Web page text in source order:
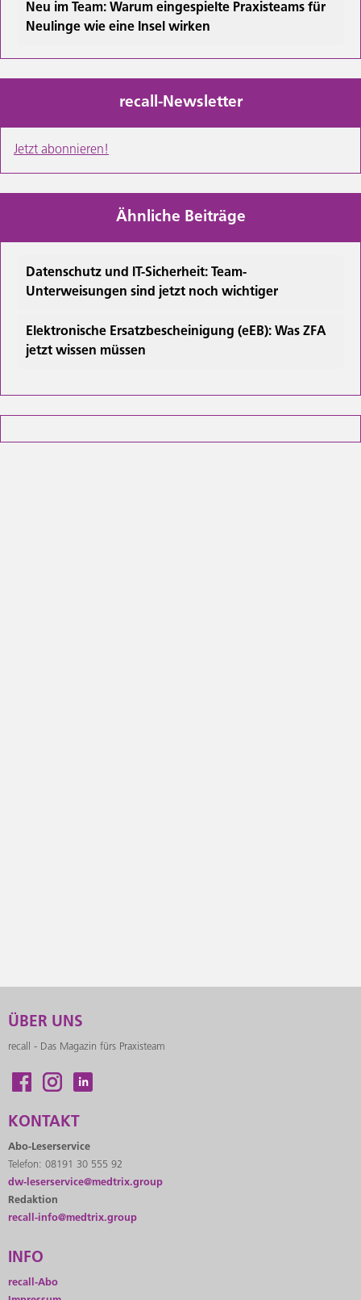
Neu im Team: Warum eingespielte Praxisteams für
Neulinge wie eine Insel wirken
recall-Newsletter
Jetzt abonnieren!
Ähnliche Beiträge
Datenschutz und IT-Sicherheit: Team-
Unterweisungen sind jetzt noch wichtiger
Elektronische Ersatzbescheinigung (eEB): Was ZFA
jetzt wissen müssen
ÜBER UNS
recall - Das Magazin fürs Praxisteam
KONTAKT
Abo-Leserservice
Telefon: 08191 30 555 92
dw-leserservice@medtrix.group
Redaktion
recall-info@medtrix.group
INFO
recall-Abo